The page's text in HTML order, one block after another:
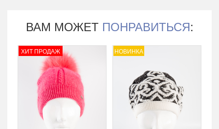
ВАМ МОЖЕТ ПОНРАВИТЬСЯ:
ХИТ ПРОДАЖ НОВИНКА